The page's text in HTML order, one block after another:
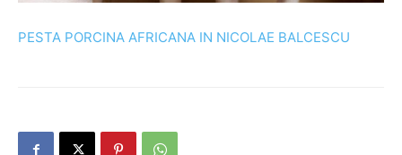
PESTA PORCINA AFRICANA IN NICOLAE BALCESCU